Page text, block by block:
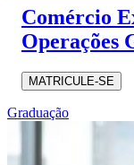
Comércio
Operações
MATRICULE-SE
Graduação